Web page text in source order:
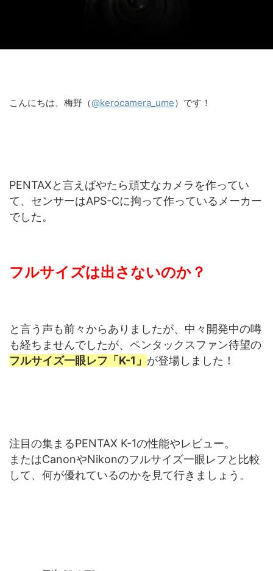
こんにちは、梅野（@kerocamera_ume）です！
PENTAXと言えばやたら頑丈なカメラを作ってい
て、センサーはAPS-Cに拘って作っているメーカー
でした。
フルサイズは出さないのか？
と言う声も前々からありましたが、中々開発中の噂
も経ちませんでしたが、ペンタックスファン待望の
フルサイズ一眼レフ「K-1」 が登場しました！
注目の集まるPENTAX K-1の性能やレビュー。
またはCanonやNikonのフルサイズ一眼レフと比較
して、何が優れているのかを見て行きましょう。